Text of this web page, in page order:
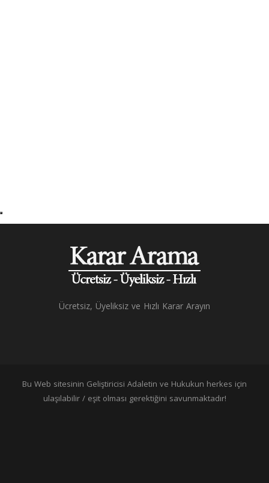
Ücretsiz, Üyeliksiz ve Hızlı Karar Arayın
Bu Web sitesinin Geliştiricisi Adaletin ve Hukukun herkes için
ulaşılabilir / eşit olması gerektiğini savunmaktadır!